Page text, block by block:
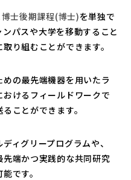
学院等）
博士後期課程(博士)を単独で
ンパスや大学を移動すること
り組むことができます。
の最先端機器を用いたラ
おけるフィールドワークで
ことができます。
ィグリープログラムや、
端かつ実践的な共同研究
です。